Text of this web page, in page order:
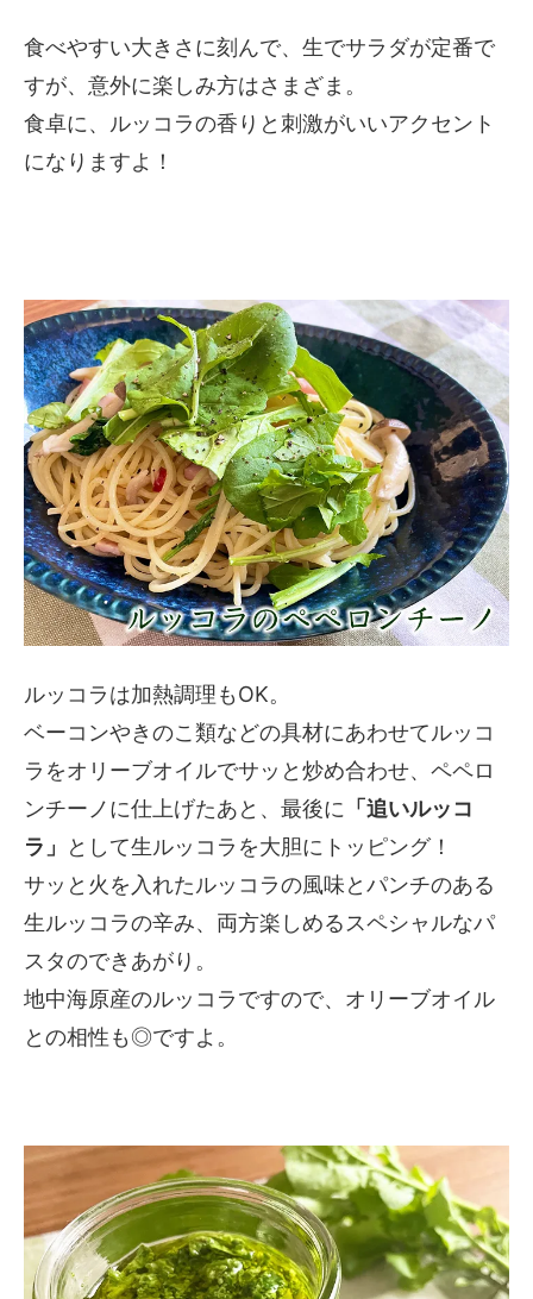
食べやすい大きさに刻んで、生でサラダが定番で
すが、意外に楽しみ方はさまざま。
食卓に、ルッコラの香りと刺激がいいアクセント
になりますよ！
ルッコラは加熱調理もOK。
ベーコンやきのこ類などの具材にあわせてルッコ
ラをオリーブオイルでサッと炒め合わせ、ペペロ
ンチーノに仕上げたあと、最後に 「追いルッコ
ラ」
として生ルッコラを大胆にトッピング！
サッと火を入れたルッコラの風味とパンチのある
生ルッコラの辛み、両方楽しめるスペシャルなパ
スタのできあがり。
地中海原産のルッコラですので、オリーブオイル
との相性も◎ですよ。